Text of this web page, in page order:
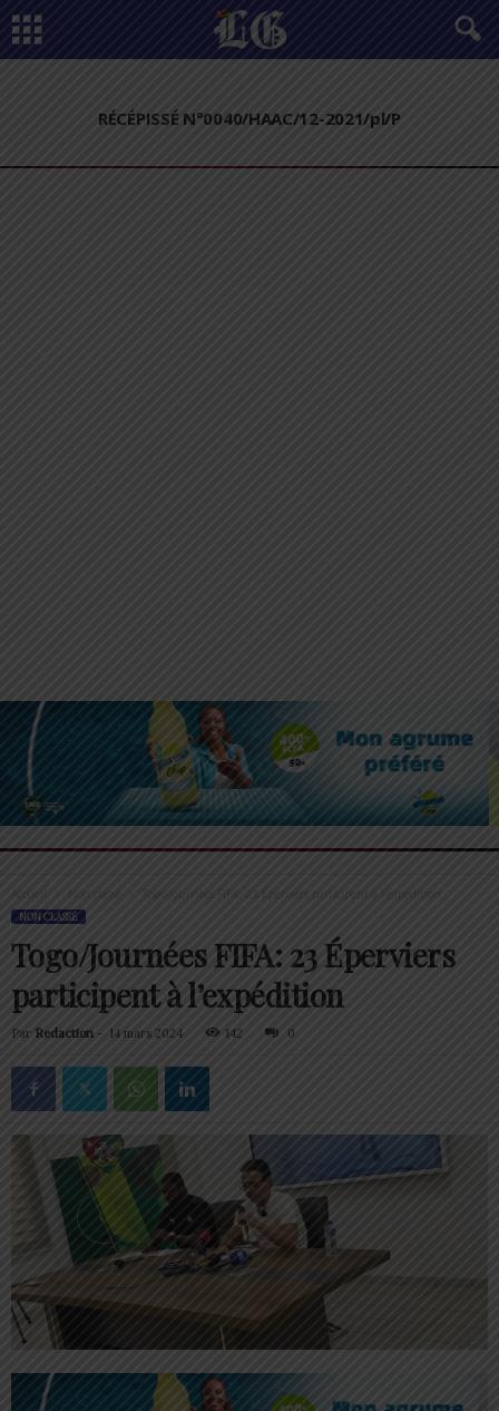
RÉCÉPISSÉ N°0040/HAAC/12-2021/pl/P
Accueil Togo/Journées FIFA: 23 Éperviers participent à l’expédition
NON CLASSÉ
Togo/Journées FIFA: 23 Éperviers
participent à l’expédition
Par Redaction - 14 mars 2024 142 0